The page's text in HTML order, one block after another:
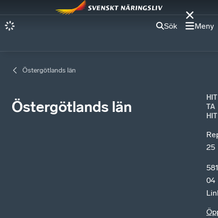
Sök Meny
Östergötlands län
Östergötlands län
HIT
TA
HIT
25
581
04